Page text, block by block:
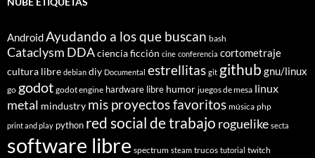
AndroidAyudando a los que buscan bash
Cataclysm DDAciencia ficción cine conferencia cortometraje
cultura libre debian diy Documental estrellitas git github gnu/linux
go godot godot engine hardware libre humor juegos de mesa linux
metal mindustry mis proyectos favoritos música php
print and play python red social de trabajo roguelike secta
software libre spectrum steam trucos tutorial twitch